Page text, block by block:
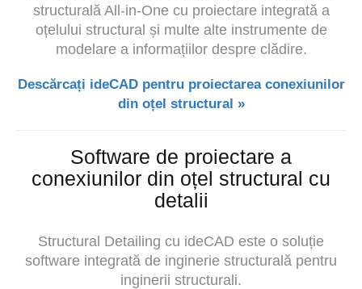
structurală All-in-One cu proiectare integrată a
oțelului structural și multe alte instrumente de
modelare a informațiilor despre clădire.
Descărcați ideCAD pentru proiectarea conexiunilor
din oțel structural »
Software de proiectare a
conexiunilor din oțel structural cu
detalii
Structural Detailing cu ideCAD este o soluție
software integrată de inginerie structurală pentru
inginerii structurali.